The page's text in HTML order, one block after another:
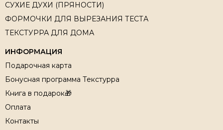
СУХИЕ ДУХИ (ПРЯНОСТИ)
ФОРМОЧКИ ДЛЯ ВЫРЕЗАНИЯ ТЕСТА
ТЕКСТУРРА ДЛЯ ДОМА
ИНФОРМАЦИЯ
Подарочная карта
Бонусная программа Текстурра
Книга в подарок🎁
Оплата
Контакты